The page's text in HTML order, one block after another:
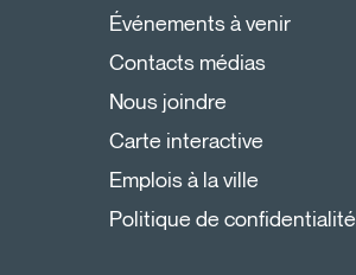
Événements à venir
Contacts médias
Nous joindre
Carte interactive
Emplois à la ville
Politique de confidentialité